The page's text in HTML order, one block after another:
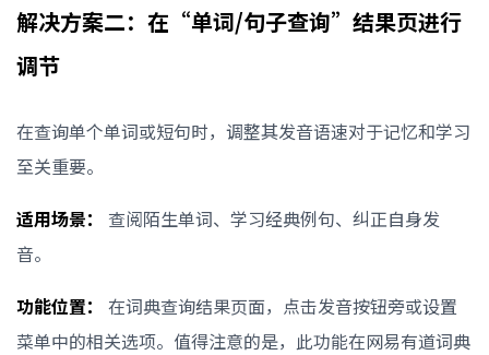
解决方案二：在“单词/句子查询”结果页进行
调节
在查询单个单词或短句时，调整其发音语速对于记忆和学习
至关重要。
适用场景：
查阅陌生单词、学习经典例句、纠正自身发
音。
功能位置：
在词典查询结果页面，点击发音按钮旁或设置
菜单中的相关选项。值得注意的是，此功能在网易有道词典